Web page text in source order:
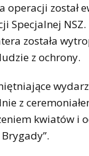
operacji został
Specjalnej
została
z ochrony.
z
kwiatów i